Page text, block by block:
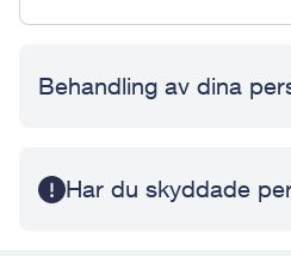
Behandling av dina
Har du skyddade